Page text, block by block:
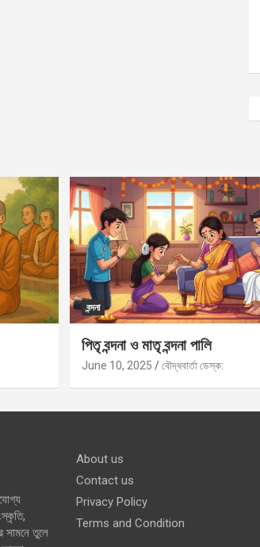
বন্দনা
পিতৃ বন্দনা ও মাতৃ বন্দনা পালি
June 10, 2025 বৌদ্ধবার্তা ডেস্ক:
সামনে তুলে
About us
Contact us
Privacy Policy
Terms and Condition